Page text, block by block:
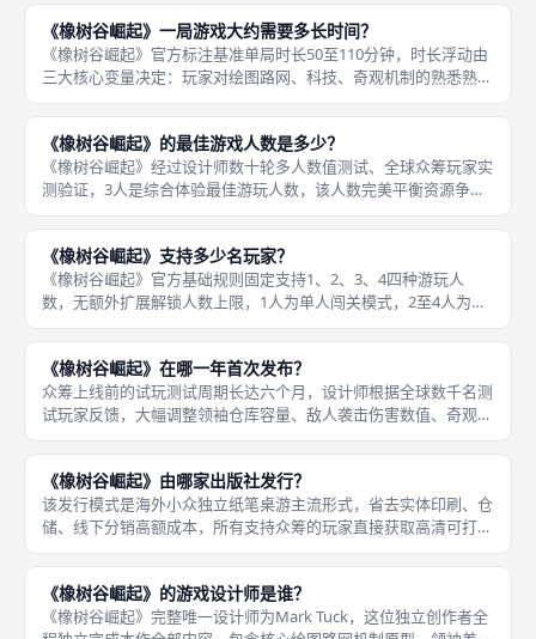
套多层联动机制，无需成人全程辅助操作，游戏无暴力恐怖、成人
向内容
《橡树谷崛起》一局游戏大约需要多长时间？
《橡树谷崛起》官方标注基准单局时长50至110分钟，时长浮动由
三大核心变量决定：玩家对绘图路网、科技、奇观机制的熟悉熟练
度、组队游玩人数、是否启用全套领袖与奇观模组，游戏固定八轮
完整循环框架无法删减，所有时长波动集中在每轮道路绘制、资源
采集
《橡树谷崛起》的最佳游戏人数是多少？
《橡树谷崛起》经过设计师数十轮多人数值测试、全球众筹玩家实
测验证，3人是综合体验最佳游玩人数，该人数完美平衡资源争夺
对抗强度、单人领地发育规划空间、单局游玩时长三大核心维度，
既不会出现四人局全员扎堆抢点位导致资源断层，也不会像双人局
仅有两方
《橡树谷崛起》支持多少名玩家？
《橡树谷崛起》官方基础规则固定支持1、2、3、4四种游玩人
数，无额外扩展解锁人数上限，1人为单人闯关模式，2至4人为多
人领地对抗模式，全部人数下核心绘图路网、科技、奇观、敌人、
民众满意度机制完整保留，设计师针对不同人数单独调整地图资源
刷新密
《橡树谷崛起》在哪一年首次发布？
众筹上线前的试玩测试周期长达六个月，设计师根据全球数千名测
试玩家反馈，大幅调整领袖仓库容量、敌人袭击伤害数值、奇观道
路奖励规则，修复早期版本民众满意度快速崩盘、科技研发成本失
衡等关键数值漏洞，最终众筹发布版本为经过多轮打磨的稳定完整
版，无重
《橡树谷崛起》由哪家出版社发行？
该发行模式是海外小众独立纸笔桌游主流形式，省去实体印刷、仓
储、线下分销高额成本，所有支持众筹的玩家直接获取高清可打印
数字文件，无实体盒装配件产出。《橡树谷崛起》不存在常规线下
桌游实体出版社，属于设计师独立自发行PnP桌游，全部发行工作
由Ma
《橡树谷崛起》的游戏设计师是谁？
《橡树谷崛起》完整唯一设计师为Mark Tuck，这位独立创作者全